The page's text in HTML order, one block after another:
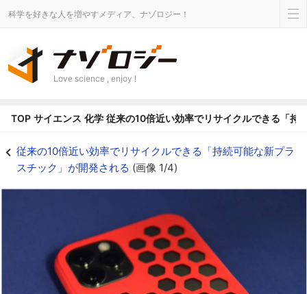
科学を好きな人を増やすメディア、ナゾロジー！
Love science , enjoy !
TOP サイエンス 化学 従来の10倍近い効率でリサイクルできる「持
従来の10倍近い効率でリサイクルできる「持続可能な新プラ
スチック」が開発される (画像 1/4)